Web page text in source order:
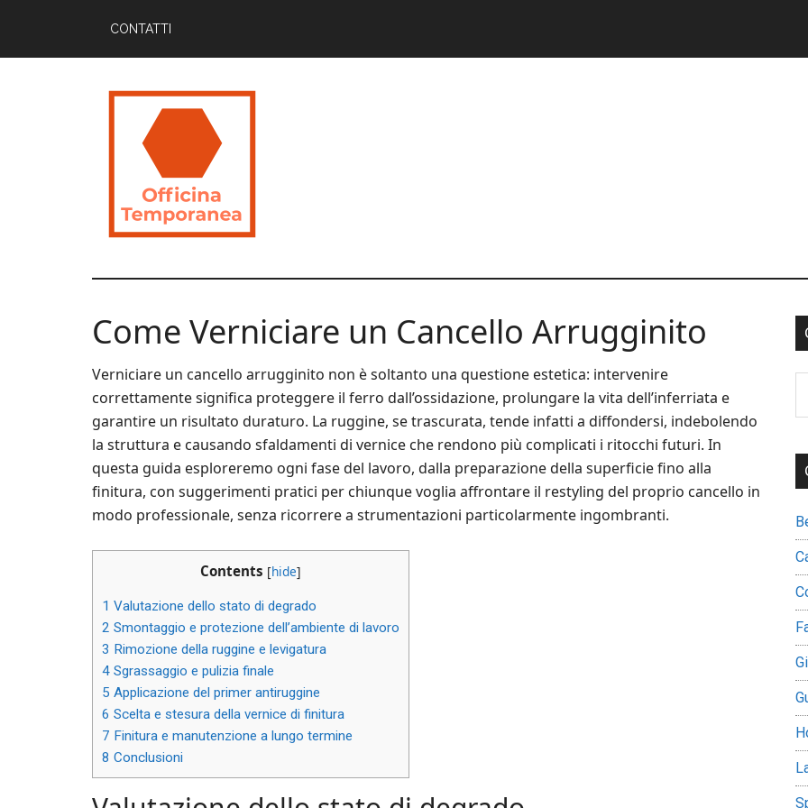
main
primary
footer
CONTATTI
Officina
Temporanea
Utili
Imparare
Come Verniciare un Cancello Arrugginito
Verniciare un cancello arrugginito non è soltanto una questione estetica: intervenire
correttamente significa proteggere il ferro dall’ossidazione, prolungare la vita dell’inferriata e
garantire un risultato duraturo. La ruggine, se trascurata, tende infatti a diffondersi, indebolendo
la struttura e causando sfaldamenti di vernice che rendono più complicati i ritocchi futuri. In
questa guida esploreremo ogni fase del lavoro, dalla preparazione della superficie fino alla
finitura, con suggerimenti pratici per chiunque voglia affrontare il restyling del proprio cancello in
modo professionale, senza ricorrere a strumentazioni particolarmente ingombranti.
Contents [hide]
1 Valutazione dello stato di degrado
2 Smontaggio e protezione dell’ambiente di lavoro
3 Rimozione della ruggine e levigatura
4 Sgrassaggio e pulizia finale
5 Applicazione del primer antiruggine
6 Scelta e stesura della vernice di finitura
7 Finitura e manutenzione a lungo termine
8 Conclusioni
...